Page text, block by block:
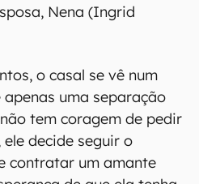
Nena (Ingrid
o casal se vê num
uma separação
tem coragem de pedir
decide seguir o
contratar um amante